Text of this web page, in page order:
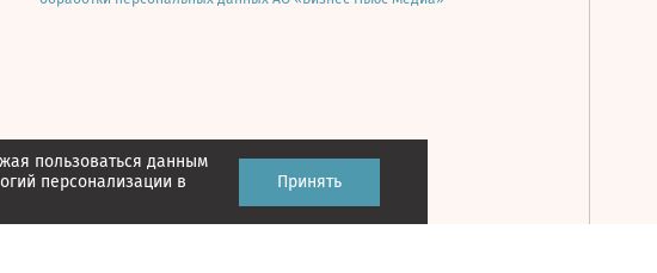
пользоваться данным
персонализации в
Принять